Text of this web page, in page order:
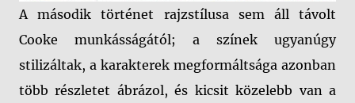
A második történet rajzstílusa sem áll távolt
Cooke munkásságától; a színek ugyanúgy
stilizáltak, a karakterek megformáltsága azonban
több részletet ábrázol, és kicsit közelebb van a